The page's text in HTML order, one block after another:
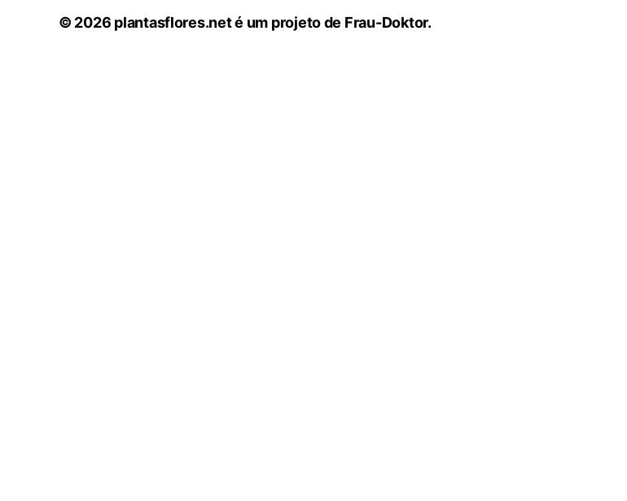
© 2026 plantasflores.net é um projeto de Frau-Doktor.